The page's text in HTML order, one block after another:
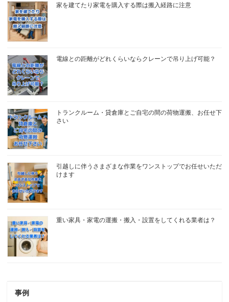
家を建てたり家電を購入する際は搬入経路に注意
電線との距離がどれくらいならクレーンで吊り上げ可能？
トランクルーム・貸倉庫とご自宅の間の荷物運搬、お任せ下
さい
引越しに伴うさまざまな作業をワンストップでお任せいただ
けます
重い家具・家電の運搬・搬入・設置をしてくれる業者は？
事例